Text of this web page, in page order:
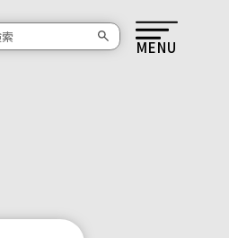
MENU